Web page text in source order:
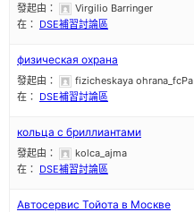
發起由：
Virgilio Barringer
在： DSE補習討論區
физическая охрана
發起由：
fizicheskaya ohrana_fcPa
在： DSE補習討論區
кольца с бриллиантами
發起由：
kolca_ajma
在： DSE補習討論區
Автосервис Тойота в Москве